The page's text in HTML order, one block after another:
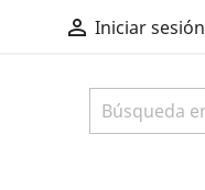
 Iniciar sesión